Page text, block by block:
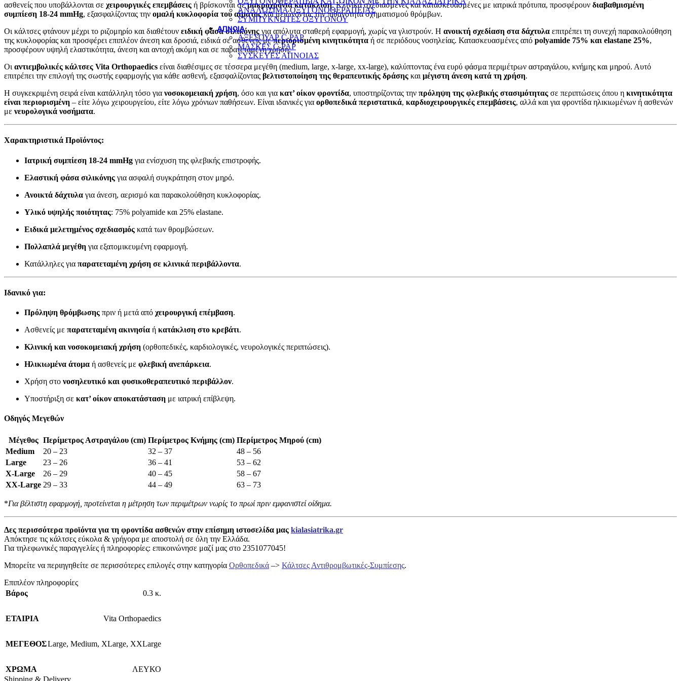
ΑΝΑΛΩΣΙΜΑ ΟΞΥΓΟΝΟΘΕΡΑΠΕΙΑΣ
ΣΥΜΠΥΚΝΩΤΕΣ ΟΞΥΓΟΝΟΥ
ΆΠΝΟΙΑ
ΑΞΕΣΟΥΑΡ C-PAP
ΜΑΣΚΕΣ C-PAP
ΣΥΣΚΕΥΕΣ ΑΠΝΟΙΑΣ
ασθενείς που υποβάλλονται σε χειρουργικές επεμβάσεις ή βρίσκονται σεμακροχρόνια κατάκλιση. Κλινικά σχεδιασμένες και κατασκευασμένες με ιατρικά πρότυπα, προσφέρουν διαβαθμισμένη
συμπίεση 18-24 mmHg, εξασφαλίζοντας την ομαλή κυκλοφορία του αίματοςκαι μειώνοντας την πιθανότητα σχηματισμού θρόμβων.
Οι κάλτσες φτάνουν μέχρι το ριζομηρίο και διαθέτουν ειδική φάσα σιλικόνης για απόλυτα σταθερή εφαρμογή, χωρίς να γλιστρούν. Η ανοικτή σχεδίαση στα δάχτυλα επιτρέπει τη συνεχή παρακολούθηση
της κυκλοφορίας και προσφέρει επιπλέον άνεση και δροσιά, ειδικά σε ασθενείς μεπεριορισμένη κινητικότητα ή σε περιόδους νοσηλείας. Κατασκευασμένες από polyamide 75% και elastane 25%,
προσφέρουν υψηλή ελαστικότητα, άνεση και αντοχή ακόμη και σε παρατεταμένη χρήση.
Οι αντιεμβολικές κάλτσες Vita Orthopaedics είναι διαθέσιμες σε τέσσερα μεγέθη (medium, large, x-large, xx-large), καλύπτοντας ένα ευρύ φάσμα περιμέτρων αστραγάλου, κνήμης και μηρού. Αυτό
επιτρέπει την επιλογή της σωστής εφαρμογής για κάθε ασθενή, εξασφαλίζοντας βελτιστοποίηση της θεραπευτικής δράσης και μέγιστη άνεση κατά τη χρήση.
Η συγκεκριμένη σειρά είναι κατάλληλη τόσο για νοσοκομειακή χρήση, όσο και για κατ’ οίκον φροντίδα, υποστηρίζοντας την πρόληψη της φλεβικής στασιμότητας σε περιπτώσεις όπου η κινητικότητα
είναι περιορισμένη – είτε λόγω χειρουργείου, είτε λόγω χρόνιων παθήσεων. Είναι ιδανικές για ορθοπεδικά περιστατικά, καρδιοχειρουργικές επεμβάσεις, αλλά και για φροντίδα ηλικιωμένων ή ασθενών
με νευρολογικά νοσήματα.
Χαρακτηριστικά Προϊόντος:
Ιατρική συμπίεση 18-24 mmHg για ενίσχυση της φλεβικής επιστροφής.
Ελαστική φάσα σιλικόνης για ασφαλή συγκράτηση στον μηρό.
Ανοικτά δάχτυλα για άνεση, αερισμό και παρακολούθηση κυκλοφορίας.
Υλικό υψηλής ποιότητας: 75% polyamide και 25% elastane.
Ειδικά μελετημένος σχεδιασμός κατά των θρομβώσεων.
Πολλαπλά μεγέθη για εξατομικευμένη εφαρμογή.
Κατάλληλες για παρατεταμένη χρήση σε κλινικά περιβάλλοντα.
Ιδανικό για:
Πρόληψη θρόμβωσης πριν ή μετά από χειρουργική επέμβαση.
Ασθενείς με παρατεταμένη ακινησία ή κατάκλιση στο κρεβάτι.
Κλινική και νοσοκομειακή χρήση (ορθοπεδικές, καρδιολογικές, νευρολογικές περιπτώσεις).
Ηλικιωμένα άτομα ή ασθενείς με φλεβική ανεπάρκεια.
Χρήση στο νοσηλευτικό και φυσικοθεραπευτικό περιβάλλον.
Υποστήριξη σε κατ’ οίκον αποκατάσταση με ιατρική επίβλεψη.
Οδηγός Μεγεθών
Μέγεθος Περίμετρος Αστραγάλου (cm) Περίμετρος Κνήμης (cm) Περίμετρος Μηρού (cm)
Medium
20 – 23 32 – 37
48 – 56
Large
23 – 26 36 – 41
53 – 62
X-Large
26 – 29 40 – 45
58 – 67
XX-Large 29 – 33 44 – 49 63 – 73
*Για βέλτιστη εφαρμογή, προτείνεται η μέτρηση των περιμέτρων νωρίς το πρωί πριν εμφανιστεί οίδημα.
Δες περισσότερα προϊόντα για τη φροντίδα ασθενών στην επίσημη ιστοσελίδα μας kialasiatrika.gr
Απόκτησε τις κάλτσες εύκολα & γρήγορα με αποστολή σε όλη την Ελλάδα.
Για τηλεφωνικές παραγγελίες ή πληροφορίες: επικοινώνησε μαζί μας στο 2351077045!
Μπορείτε να περιηγηθείτε σε περισσότερες επιλογές στην κατηγορία Ορθοπεδικά –> Κάλτσες Αντιθρομβωτικές-Συμπίεσης.
Επιπλέον πληροφορίες
Βάρος
0.3 κ.
ΕΤΑΙΡΙΑ Vita Orthopaedics
ΜΕΓΕΘΟΣLarge, Medium, XLarge, XXLarge
ΧΡΩΜΑ
ΛΕΥΚΟ
Shipping & Delivery